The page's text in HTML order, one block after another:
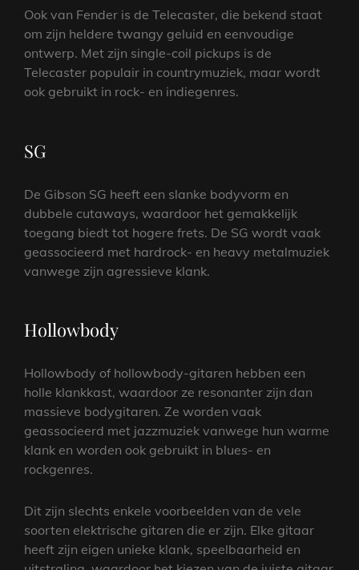
Ook van Fender is de Telecaster, die bekend staat
om zijn heldere twangy geluid en eenvoudige
ontwerp. Met zijn single-coil pickups is de
Telecaster populair in countrymuziek, maar wordt
ook gebruikt in rock- en indiegenres.
SG
De Gibson SG heeft een slanke bodyvorm en
dubbele cutaways, waardoor het gemakkelijk
toegang biedt tot hogere frets. De SG wordt vaak
geassocieerd met hardrock- en heavy metalmuziek
vanwege zijn agressieve klank.
Hollowbody
Hollowbody of hollowbody-gitaren hebben een
holle klankkast, waardoor ze resonanter zijn dan
massieve bodygitaren. Ze worden vaak
geassocieerd met jazzmuziek vanwege hun warme
klank en worden ook gebruikt in blues- en
rockgenres.
Dit zijn slechts enkele voorbeelden van de vele
soorten elektrische gitaren die er zijn. Elke gitaar
heeft zijn eigen unieke klank, speelbaarheid en